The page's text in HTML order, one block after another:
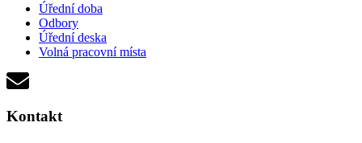
Úřední doba
Odbory
Úřední deska
Volná pracovní místa
Kontakt